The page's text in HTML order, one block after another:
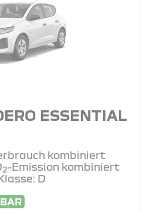
ESSENTIAL
kombiniert
2-Emission kombiniert
D